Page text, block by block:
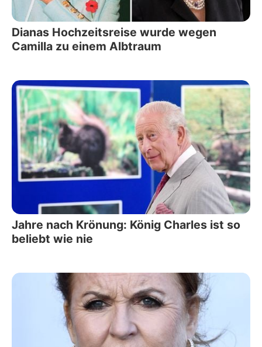
Dianas Hochzeitsreise wurde wegen
Camilla zu einem Albtraum
Jahre nach Krönung: König Charles ist so
beliebt wie nie